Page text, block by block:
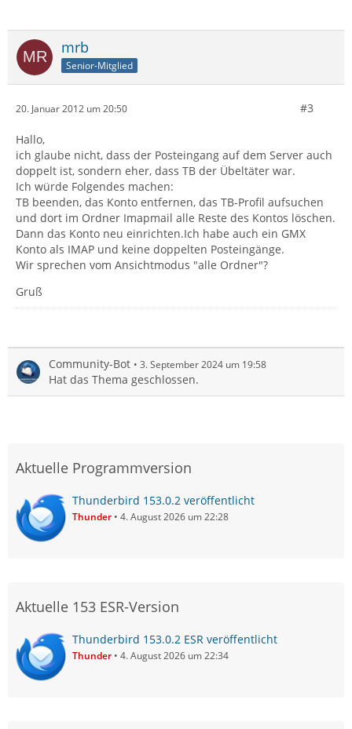
mrb
Senior-Mitglied
20. Januar 2012 um 20:50 #3
Hallo,
ich glaube nicht, dass der Posteingang auf dem Server auch
doppelt ist, sondern eher, dass TB der Übeltäter war.
Ich würde Folgendes machen:
TB beenden, das Konto entfernen, das TB-Profil aufsuchen
und dort im Ordner Imapmail alle Reste des Kontos löschen.
Dann das Konto neu einrichten.Ich habe auch ein GMX
Konto als IMAP und keine doppelten Posteingänge.
Wir sprechen vom Ansichtmodus "alle Ordner"?
Gruß
Community-Bot 3. September 2024 um 19:58
Hat das Thema geschlossen.
Aktuelle Programmversion
Thunderbird 153.0.2 veröffentlicht
Thunder 4. August 2026 um 22:28
Aktuelle 153 ESR-Version
Thunderbird 153.0.2 ESR veröffentlicht
Thunder 4. August 2026 um 22:34